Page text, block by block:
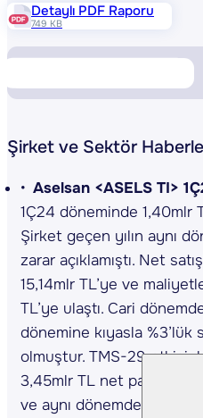
Detaylı PDF Raporu
749 KB
Şirket ve Sektör
Aselsan <ASELS TI>
1Ç24 döneminde 1,40mlr
Şirket geçen yılın aynı
zarar açıklamıştı. Net
15,14mlr TL’ye ve
TL’ye ulaştı. Cari
dönemine kıyasla %3’lük
olmuştur. TMS-29
3,45mlr TL net parasal
ve aynı dönemde net